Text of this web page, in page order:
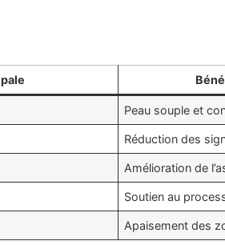
Peau souple et
Réduction des
Amélioration de
Soutien au
Apaisement des